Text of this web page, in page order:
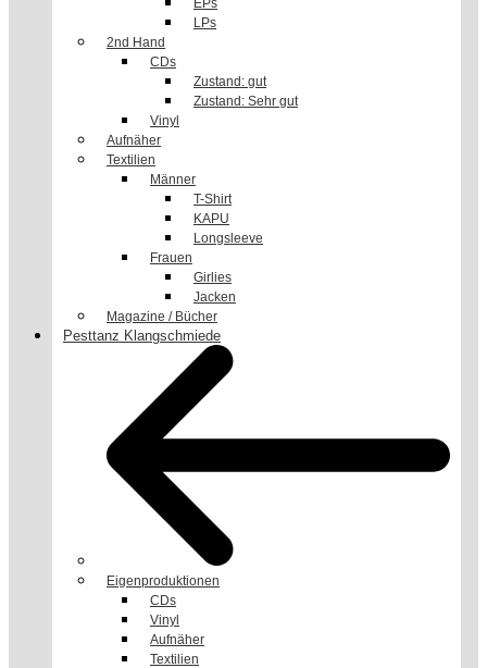
EPs
LPs
2nd Hand
CDs
Zustand: gut
Zustand: Sehr gut
Vinyl
Aufnäher
Textilien
Männer
T-Shirt
KAPU
Longsleeve
Frauen
Girlies
Jacken
Magazine / Bücher
Pesttanz Klangschmiede
Eigenproduktionen
CDs
Vinyl
Aufnäher
Textilien